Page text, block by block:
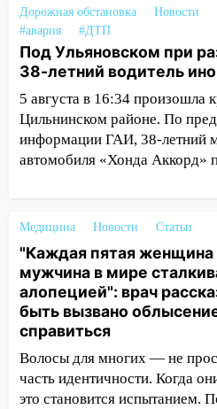
12:34
На Ульяновскую
надвигается
и шквал до 27 м/с
12:31 Ульяновец
из Европы и потерял
12:20 В
столкнулись «Лада» и
12:00
Где есть бензин
августа: список АЗС
11:50 Заснул рядом с
случайно задушил
приговор
11:38
полностью
сарай
Дорожная обстановка Новости
#авария
#ДТП
Под Ульяновском при
38-летний водитель
5 августа в 16:34 произошла
Цильнинском районе. По
информации ГАИ, 38-летний
автомобиля «Хонда Аккорд»
Медицина Новости Статьи
"Каждая пятая
мужчина в мире
алопецией": врач
быть вызвано
справиться
Волосы для многих — не
часть идентичности. Когда
это становится испытанием.